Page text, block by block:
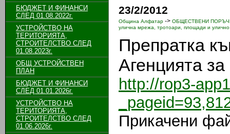
БЮДЖЕТ И ФИНАНСИ
СЛЕД 01.08.2022г.
УСТРОЙСТВО НА
ТЕРИТОРИЯТА,
СТРОИТЕЛСТВО СЛЕД
01.08.2023г.
ОБЩ УСТРОЙСТВЕН
ПЛАН
БЮДЖЕТ И ФИНАНСИ
СЛЕД 01.01.2026г.
УСТРОЙСТВО НА
ТЕРИТОРИЯТА,
СТРОИТЕЛСТВО СЛЕД
01.06.2026г.
23/2/2012
Община Алфатар -> ОБЩЕСТВЕНИ
улична мрежа, тротоари, площади и
Препратка
Агенцията
http://rop3-
Прикачени